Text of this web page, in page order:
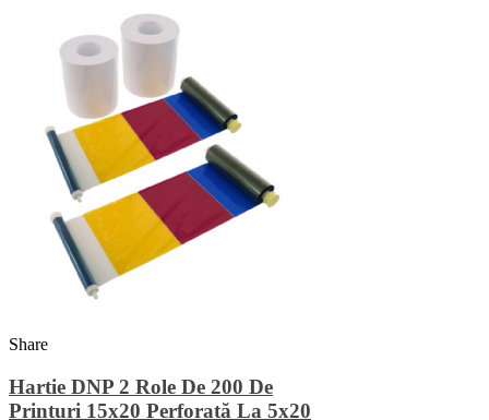
Share
Hartie DNP 2 Role De 200 De
Printuri 15x20 Perforată La 5x20